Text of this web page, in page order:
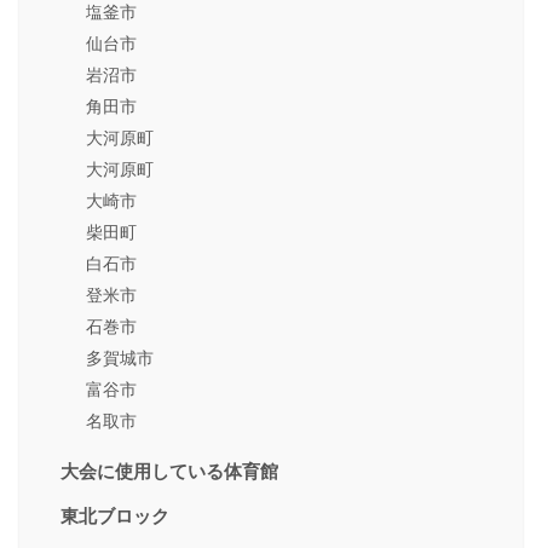
塩釜市
仙台市
岩沼市
角田市
大河原町
大河原町
大崎市
柴田町
白石市
登米市
石巻市
多賀城市
富谷市
名取市
大会に使用している体育館
東北ブロック